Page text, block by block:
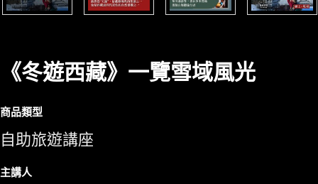
《冬遊西藏》一覽雪域風光
商品類型
自助旅遊講座
主講人